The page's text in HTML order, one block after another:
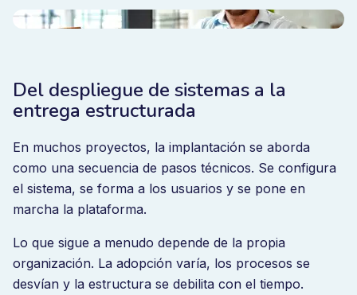
Del despliegue de sistemas a la
entrega estructurada
En muchos proyectos, la implantación se aborda
como una secuencia de pasos técnicos. Se configura
el sistema, se forma a los usuarios y se pone en
marcha la plataforma.
Lo que sigue a menudo depende de la propia
organización. La adopción varía, los procesos se
desvían y la estructura se debilita con el tiempo.